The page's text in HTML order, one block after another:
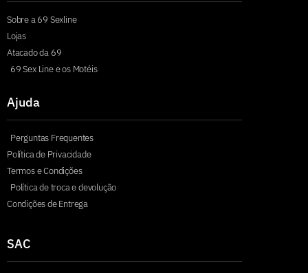
Sobre a 69 Sexline
Lojas
Atacado da 69
69 Sex Line e os Motéis
Ajuda
Perguntas Frequentes
Política de Privacidade
Termos e Condições
Política de troca e devolução
Condições de Entrega
SAC